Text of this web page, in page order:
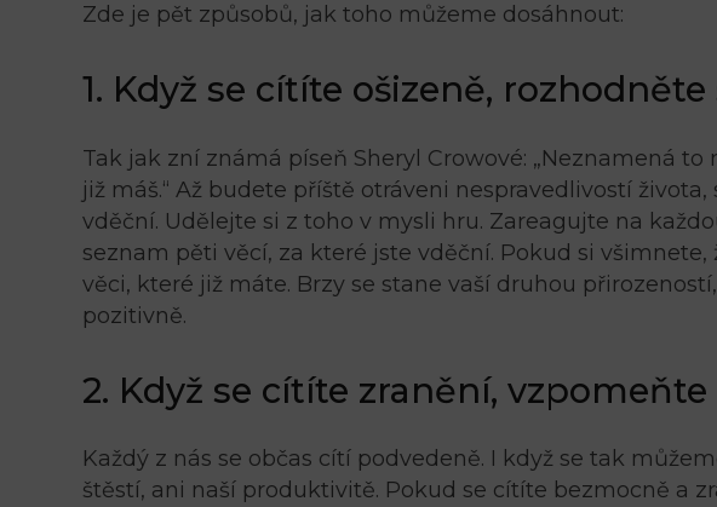
Zde je pět způsobů, jak toho můžeme dosáhnout:
1. Když se cítíte ošizeně,
Tak jak zní známá píseň Sheryl Crowové: „Neznamená
již máš.“ Až budete příště otráveni nespravedlivostí
vděční. Udělejte si z toho v mysli hru. Zareagujte na
seznam pěti věcí, za které jste vděční. Pokud si
věci, které již máte. Brzy se stane vaší druhou
pozitivně.
2. Když se cítíte zranění,
Každý z nás se občas cítí podvedeně. I když se tak
štěstí, ani naší produktivitě. Pokud se cítíte bezmocně a